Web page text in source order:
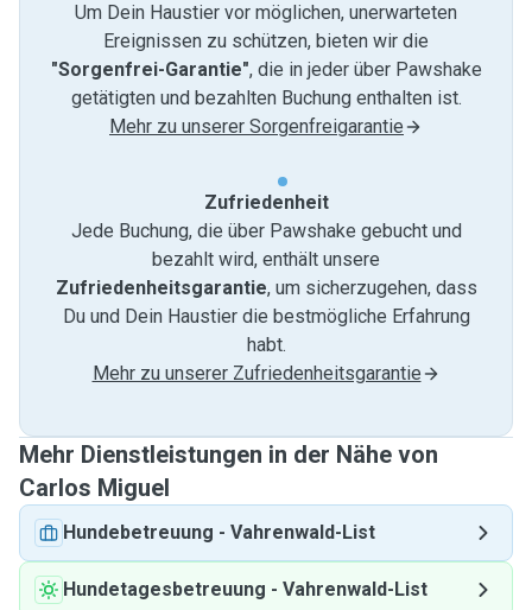
Um Dein Haustier vor möglichen, unerwarteten
Ereignissen zu schützen, bieten wir die
"Sorgenfrei-Garantie", die in jeder über Pawshake
getätigten und bezahlten Buchung enthalten ist.
Mehr zu unserer Sorgenfreigarantie
Zufriedenheit
Jede Buchung, die über Pawshake gebucht und
bezahlt wird, enthält unsere
Zufriedenheitsgarantie, um sicherzugehen, dass
Du und Dein Haustier die bestmögliche Erfahrung
habt.
Mehr zu unserer Zufriedenheitsgarantie
Mehr Dienstleistungen in der Nähe von
Carlos Miguel
Hundebetreuung - Vahrenwald-List
Hundetagesbetreuung - Vahrenwald-List